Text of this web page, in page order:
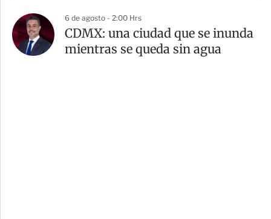
6 de agosto - 2:00 Hrs
CDMX: una ciudad que se inunda
mientras se queda sin agua